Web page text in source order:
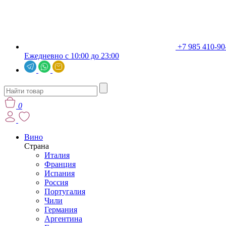
+7 985 410-
Ежедневно с 10:00 до 23:00
0
Вино
Страна
Италия
Франция
Испания
Россия
Португалия
Чили
Германия
Аргентина